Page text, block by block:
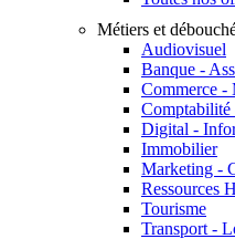
Métiers et
Audiovisuel
Banque -
Commerce -
Comptabilité
Digital -
Immobilier
Marketing -
Ressources
Tourisme
Transport -